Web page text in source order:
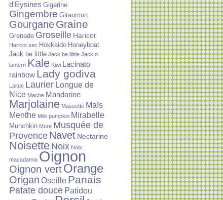
d'Eysines Gigerine
Gingembre Giraumon
GourganeGraine
Grenade Groseille Haricot
Haricot sec Hokkaido Honeyboat
Jack be little Jack be llittle Jack o
lantern Kale Kiwi
Lacinato
rainbow Lady godiva
Laitue Laurier Longue de
Nice Mache Mandarine
Marjolaine Massette Maïs
Menthe Milk pumpkin Mirabelle
Munchkin Mure Musquée de
Provence Navet Nectarine
Noisette Noix Noix
macadamia Oignon
Oignon vertOrange
Origan Oseille Panais
Patate douce Patidou